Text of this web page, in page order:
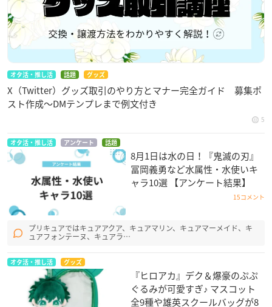
オタ活・推し活 話題 グッズ
X（Twitter）グッズ取引のやり方とマナー完全ガイド 募集ポ
スト作成〜DMテンプレまで例文付き
5
オタ活・推し活 アンケート 話題
8月1日は水の日！『鬼滅の刃』
冨岡義勇など水属性・水使いキ
ャラ10選 【アンケート結果】
15コメント
プリキュアではキュアアクア、キュアマリン、キュアマーメイド、キ
ュアフォンテーヌ、キュアラ…
オタ活・推し活 グッズ
『ヒロアカ』デク＆爆豪のぷぷ
ぐるみが可愛すぎ♪ マスコット
全9種や雄英スクールバッグが8